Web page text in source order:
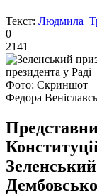
Текст: Людмила
0
2141
Фото: Скриншот
Федора